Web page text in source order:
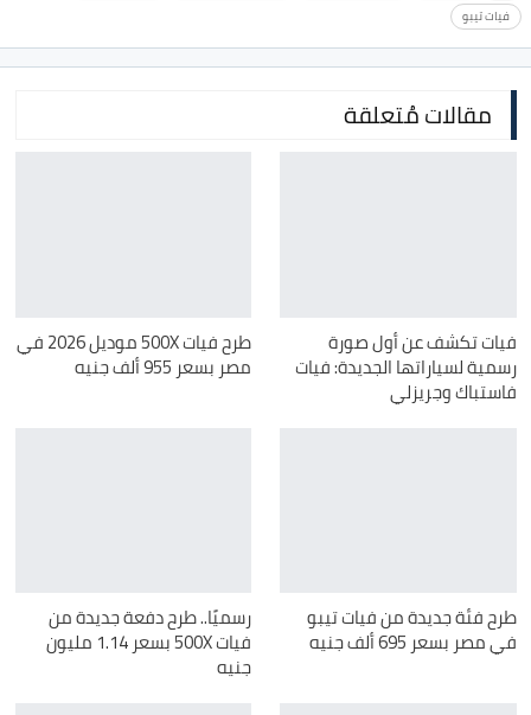
فيات تيبو
مقالات مُتعلقة
فيات تكشف عن أول صورة
رسمية لسياراتها الجديدة: فيات
فاستباك وجريزلي
طرح فيات 500X موديل 2026 في
مصر بسعر 955 ألف جنيه
طرح فئة جديدة من فيات تيبو
في مصر بسعر 695 ألف جنيه
رسميًا.. طرح دفعة جديدة من
فيات 500X بسعر 1.14 مليون
جنيه